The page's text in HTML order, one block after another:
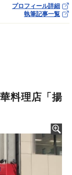
プロフィール詳細
執筆記事一覧
料理店「揚